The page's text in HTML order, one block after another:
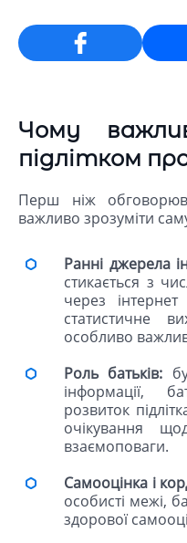
Чому
підлітком
Перш ніж
важливо зрозуміти
Ранні джерела
стикається з
через
статистичне
особливо
Роль батьків:
інформації,
розвиток
очікування
взаємоповаги.
Самооцінка і
особисті межі,
здорової